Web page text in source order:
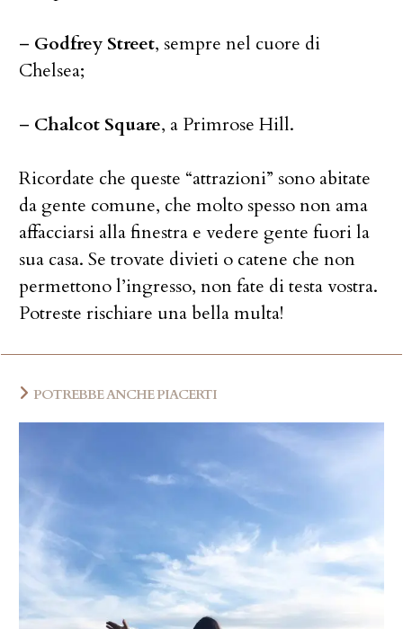
– Godfrey Street, sempre nel cuore di
Chelsea;
– Chalcot Square, a Primrose Hill.
Ricordate che queste “attrazioni” sono abitate
da gente comune, che molto spesso non ama
affacciarsi alla finestra e vedere gente fuori la
sua casa. Se trovate divieti o catene che non
permettono l’ingresso, non fate di testa vostra.
Potreste rischiare una bella multa!
POTREBBE ANCHE PIACERTI